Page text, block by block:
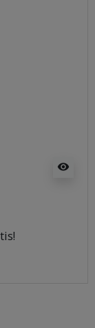
visibility